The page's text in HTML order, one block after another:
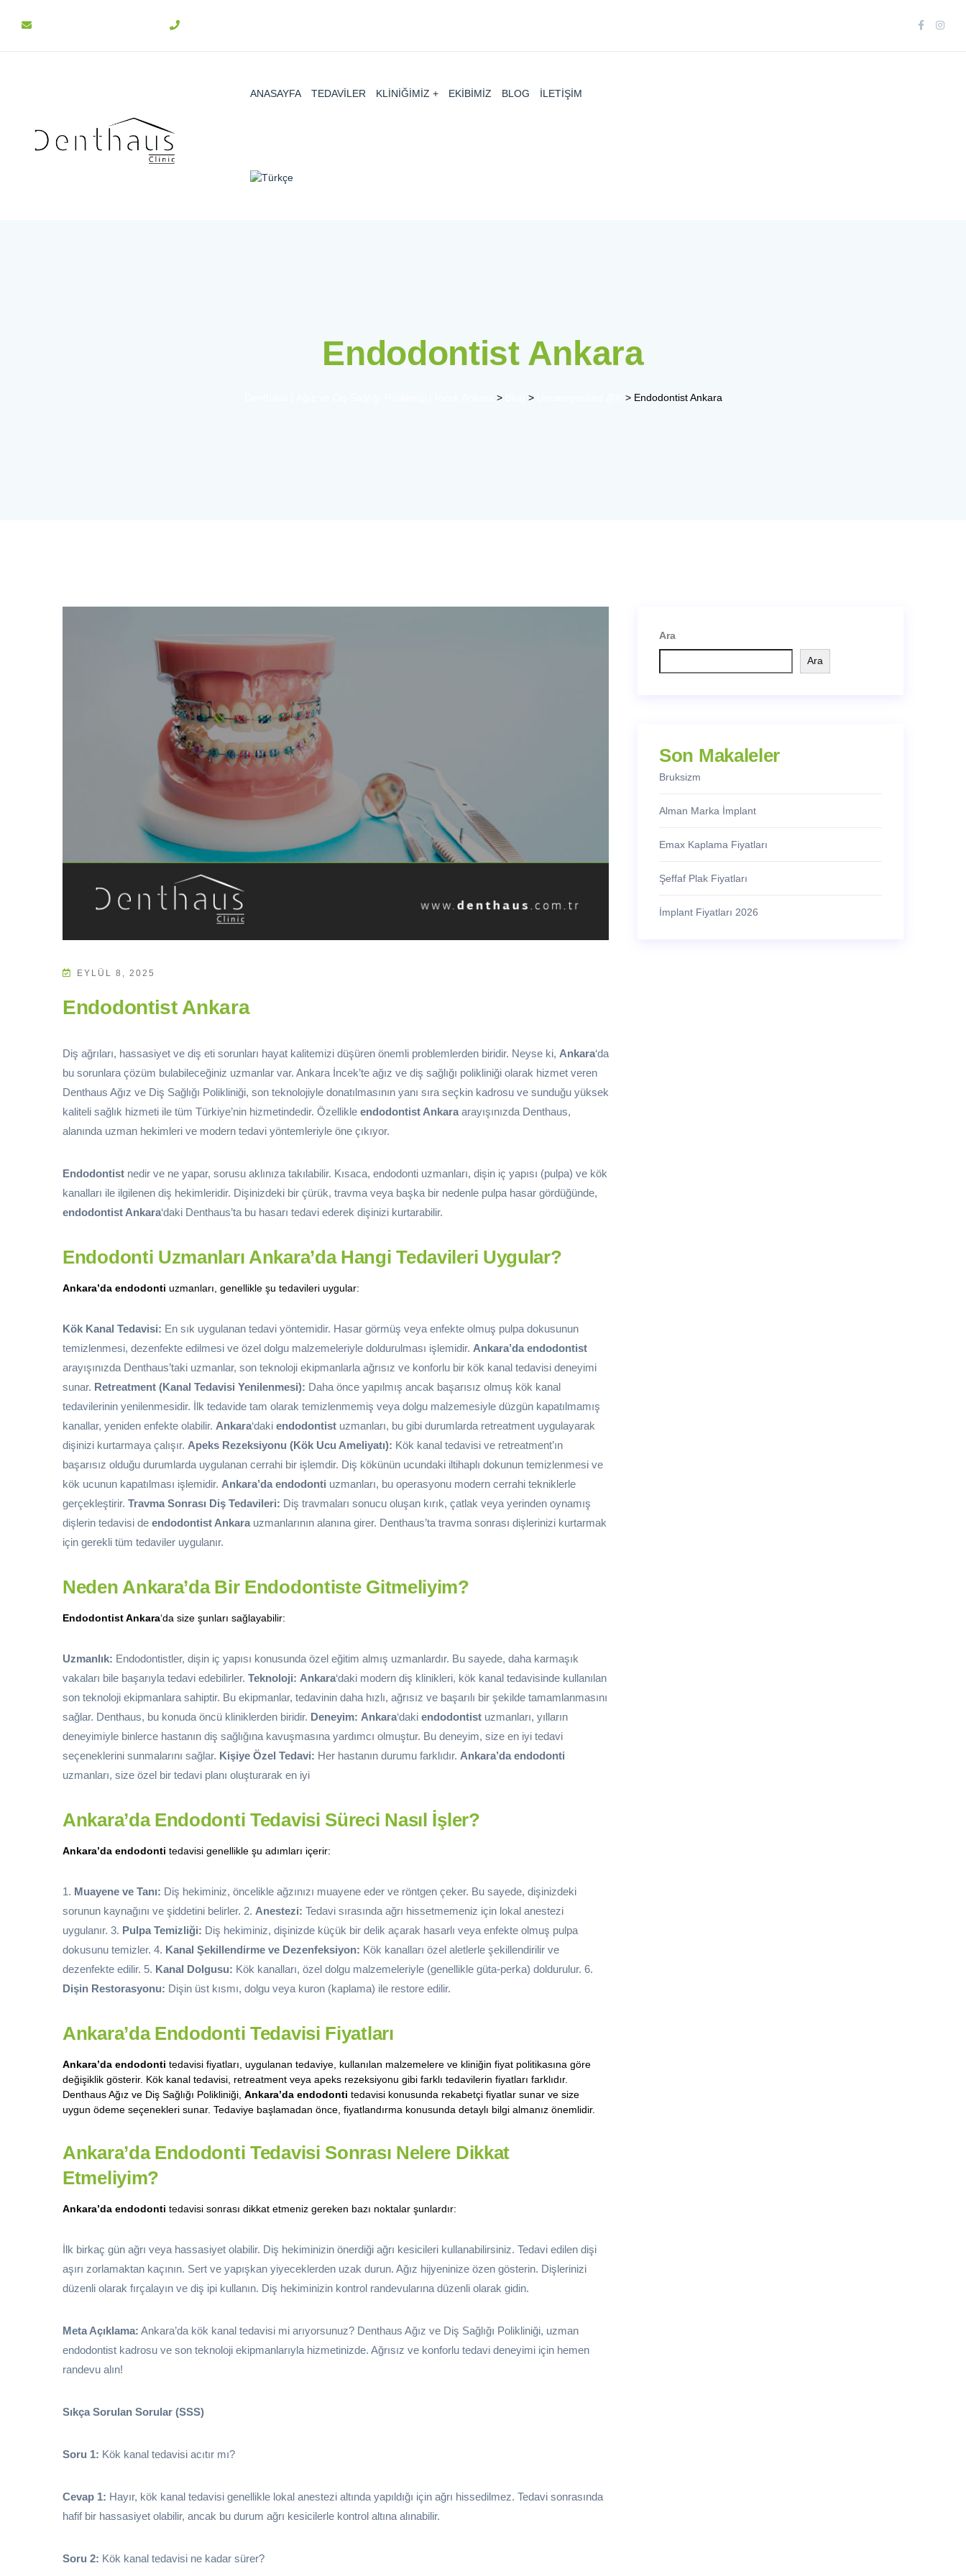
ANASAYFA TEDAVİLER KLİNİĞİMİZ EKİBİMİZ BLOG İLETİŞİM
Endodontist Ankara
> > > Endodontist Ankara
EYLÜL 8, 2025
Endodontist Ankara
Diş ağrıları, hassasiyet ve diş eti sorunları hayat kalitemizi düşüren önemli problemlerden biridir. Neyse ki, Ankara‘da
bu sorunlara çözüm bulabileceğiniz uzmanlar var. Ankara İncek’te ağız ve diş sağlığı polikliniği olarak hizmet veren
Denthaus Ağız ve Diş Sağlığı Polikliniği, son teknolojiyle donatılmasının yanı sıra seçkin kadrosu ve sunduğu yüksek
kaliteli sağlık hizmeti ile tüm Türkiye’nin hizmetindedir. Özellikle endodontist Ankara arayışınızda Denthaus,
alanında uzman hekimleri ve modern tedavi yöntemleriyle öne çıkıyor.
Endodontist nedir ve ne yapar, sorusu aklınıza takılabilir. Kısaca, endodonti uzmanları, dişin iç yapısı (pulpa) ve kök
kanalları ile ilgilenen diş hekimleridir. Dişinizdeki bir çürük, travma veya başka bir nedenle pulpa hasar gördüğünde,
endodontist Ankara‘daki Denthaus’ta bu hasarı tedavi ederek dişinizi kurtarabilir.
Endodonti Uzmanları Ankara’da Hangi Tedavileri Uygular?
Ankara’da endodonti uzmanları, genellikle şu tedavileri uygular:
Kök Kanal Tedavisi: En sık uygulanan tedavi yöntemidir. Hasar görmüş veya enfekte olmuş pulpa dokusunun
temizlenmesi, dezenfekte edilmesi ve özel dolgu malzemeleriyle doldurulması işlemidir. Ankara’da endodontist
arayışınızda Denthaus’taki uzmanlar, son teknoloji ekipmanlarla ağrısız ve konforlu bir kök kanal tedavisi deneyimi
sunar. Retreatment (Kanal Tedavisi Yenilenmesi): Daha önce yapılmış ancak başarısız olmuş kök kanal
tedavilerinin yenilenmesidir. İlk tedavide tam olarak temizlenmemiş veya dolgu malzemesiyle düzgün kapatılmamış
kanallar, yeniden enfekte olabilir. Ankara‘daki endodontist uzmanları, bu gibi durumlarda retreatment uygulayarak
dişinizi kurtarmaya çalışır. Apeks Rezeksiyonu (Kök Ucu Ameliyatı): Kök kanal tedavisi ve retreatment’ın
başarısız olduğu durumlarda uygulanan cerrahi bir işlemdir. Diş kökünün ucundaki iltihaplı dokunun temizlenmesi ve
kök ucunun kapatılması işlemidir. Ankara’da endodonti uzmanları, bu operasyonu modern cerrahi tekniklerle
gerçekleştirir. Travma Sonrası Diş Tedavileri: Diş travmaları sonucu oluşan kırık, çatlak veya yerinden oynamış
dişlerin tedavisi de endodontist Ankara uzmanlarının alanına girer. Denthaus’ta travma sonrası dişlerinizi kurtarmak
için gerekli tüm tedaviler uygulanır.
Neden Ankara’da Bir Endodontiste Gitmeliyim?
Endodontist Ankara‘da size şunları sağlayabilir:
Uzmanlık: Endodontistler, dişin iç yapısı konusunda özel eğitim almış uzmanlardır. Bu sayede, daha karmaşık
vakaları bile başarıyla tedavi edebilirler. Teknoloji: Ankara‘daki modern diş klinikleri, kök kanal tedavisinde kullanılan
son teknoloji ekipmanlara sahiptir. Bu ekipmanlar, tedavinin daha hızlı, ağrısız ve başarılı bir şekilde tamamlanmasını
sağlar. Denthaus, bu konuda öncü kliniklerden biridir. Deneyim: Ankara‘daki endodontist uzmanları, yılların
deneyimiyle binlerce hastanın diş sağlığına kavuşmasına yardımcı olmuştur. Bu deneyim, size en iyi tedavi
seçeneklerini sunmalarını sağlar. Kişiye Özel Tedavi: Her hastanın durumu farklıdır. Ankara’da endodonti
uzmanları, size özel bir tedavi planı oluşturarak en iyi
Ankara’da Endodonti Tedavisi Süreci Nasıl İşler?
Ankara’da endodonti tedavisi genellikle şu adımları içerir:
1. Muayene ve Tanı: Diş hekiminiz, öncelikle ağzınızı muayene eder ve röntgen çeker. Bu sayede, dişinizdeki
sorunun kaynağını ve şiddetini belirler. 2. Anestezi: Tedavi sırasında ağrı hissetmemeniz için lokal anestezi
uygulanır. 3. Pulpa Temizliği: Diş hekiminiz, dişinizde küçük bir delik açarak hasarlı veya enfekte olmuş pulpa
dokusunu temizler. 4. Kanal Şekillendirme ve Dezenfeksiyon: Kök kanalları özel aletlerle şekillendirilir ve
dezenfekte edilir. 5. Kanal Dolgusu: Kök kanalları, özel dolgu malzemeleriyle (genellikle güta-perka) doldurulur. 6.
Dişin Restorasyonu: Dişin üst kısmı, dolgu veya kuron (kaplama) ile restore edilir.
Ankara’da Endodonti Tedavisi Fiyatları
Ankara’da endodonti tedavisi fiyatları, uygulanan tedaviye, kullanılan malzemelere ve kliniğin fiyat politikasına göre
değişiklik gösterir. Kök kanal tedavisi, retreatment veya apeks rezeksiyonu gibi farklı tedavilerin fiyatları farklıdır.
Denthaus Ağız ve Diş Sağlığı Polikliniği, Ankara’da endodonti tedavisi konusunda rekabetçi fiyatlar sunar ve size
uygun ödeme seçenekleri sunar. Tedaviye başlamadan önce, fiyatlandırma konusunda detaylı bilgi almanız önemlidir.
Ankara’da Endodonti Tedavisi Sonrası Nelere Dikkat
Etmeliyim?
Ankara’da endodonti tedavisi sonrası dikkat etmeniz gereken bazı noktalar şunlardır:
İlk birkaç gün ağrı veya hassasiyet olabilir. Diş hekiminizin önerdiği ağrı kesicileri kullanabilirsiniz. Tedavi edilen dişi
aşırı zorlamaktan kaçının. Sert ve yapışkan yiyeceklerden uzak durun. Ağız hijyeninize özen gösterin. Dişlerinizi
düzenli olarak fırçalayın ve diş ipi kullanın. Diş hekiminizin kontrol randevularına düzenli olarak gidin.
Meta Açıklama: Ankara’da kök kanal tedavisi mi arıyorsunuz? Denthaus Ağız ve Diş Sağlığı Polikliniği, uzman
endodontist kadrosu ve son teknoloji ekipmanlarıyla hizmetinizde. Ağrısız ve konforlu tedavi deneyimi için hemen
randevu alın!
Sıkça Sorulan Sorular (SSS)
Soru 1: Kök kanal tedavisi acıtır mı?
Cevap 1: Hayır, kök kanal tedavisi genellikle lokal anestezi altında yapıldığı için ağrı hissedilmez. Tedavi sonrasında
hafif bir hassasiyet olabilir, ancak bu durum ağrı kesicilerle kontrol altına alınabilir.
Soru 2: Kök kanal tedavisi ne kadar sürer?
Ara
Ara
Son Makaleler
Bruksizm
Alman Marka İmplant
Emax Kaplama Fiyatları
Şeffaf Plak Fiyatları
İmplant Fiyatları 2026